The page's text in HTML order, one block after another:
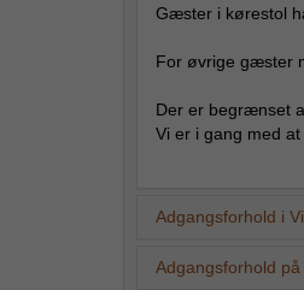
Gæster i kørestol
For øvrige gæster
Der er begrænset
Vi er i gang med
Adgangsforhold i
Adgangsforhold